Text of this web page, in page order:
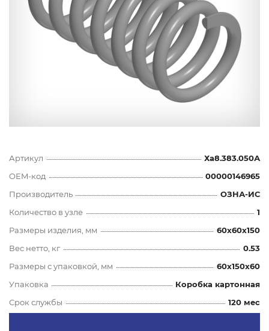
Артикул
Ха8.383.050А
OEM-код
00000146965
Производитель
ОЗНА-ИС
Количество в узле
1
Размеры изделия, мм
60x60x150
Вес нетто, кг
0.53
Размеры с упаковкой, мм
60x150x60
Упаковка
Коробка картонная
Срок службы
120 мес